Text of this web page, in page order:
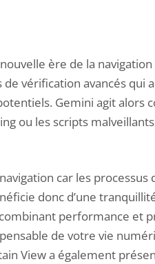
ère de la navigation
de vérification avancés qui
Gemini agit alors
ou les scripts
car les processus
donc d’une
performance et
de votre vie
View a également